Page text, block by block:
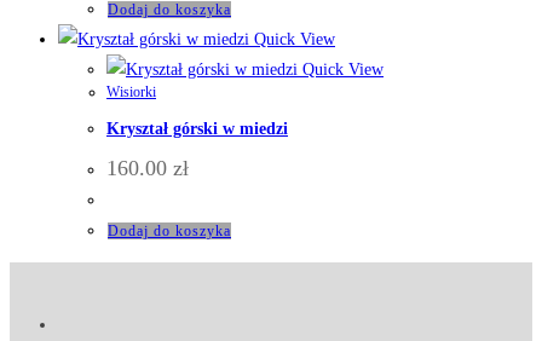
Dodaj do koszyka
Quick View
Quick View
Wisiorki
Kryształ górski w miedzi
160.00 zł
Dodaj do koszyka